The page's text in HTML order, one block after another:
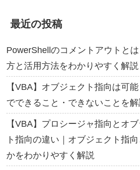
最近の投稿
PowerShellのコメントアウトとは
方と活用方法をわかりやすく解説
【VBA】オブジェクト指向は可
でできること・できないことを解
【VBA】プロシージャ指向とオ
ト指向の違い｜オブジェクト指
かをわかりやすく解説